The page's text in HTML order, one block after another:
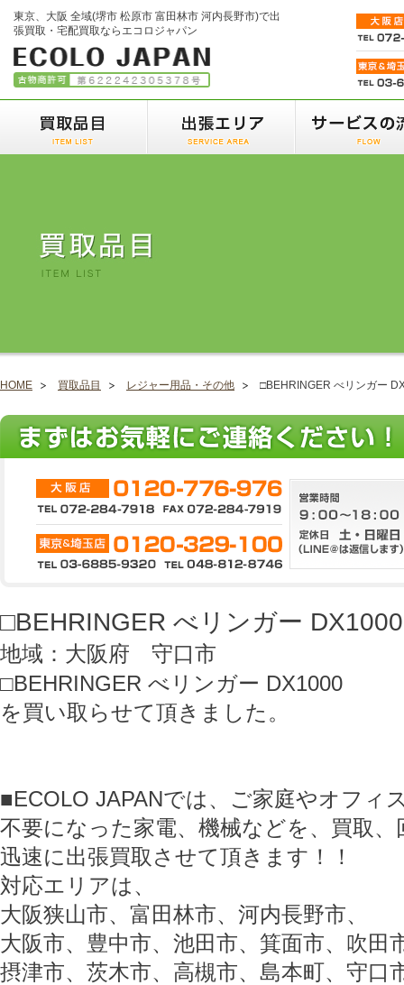
東京、大阪 全域(堺市 松原市 富田林市 河内長野市)で出
張買取・宅配買取ならエコロジャパン
HOME 買取品目 レジャー用品・その他 □BEHRINGER べリンガー
□BEHRINGER べリンガー DX1000
地域：大阪府 守口市
□BEHRINGER べリンガー DX1000
を買い取らせて頂きました。
■ECOLO JAPANでは、ご家庭やオフィ
不要になった家電、機械などを、買取
迅速に出張買取させて頂きます！！
対応エリアは、
大阪狭山市、富田林市、河内長野市、
大阪市、豊中市、池田市、箕面市、吹田
摂津市、茨木市、高槻市、島本町、守口